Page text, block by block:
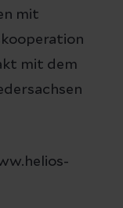
mit
mit dem